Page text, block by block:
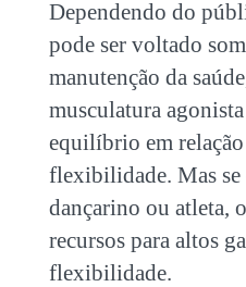
Dependendo do
pode ser voltado
manutenção da
musculatura
equilíbrio em
flexibilidade. Mas se
dançarino ou atleta,
recursos para altos
flexibilidade.